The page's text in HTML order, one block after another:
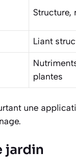
Structure,
Liant
plantes
une
jardin